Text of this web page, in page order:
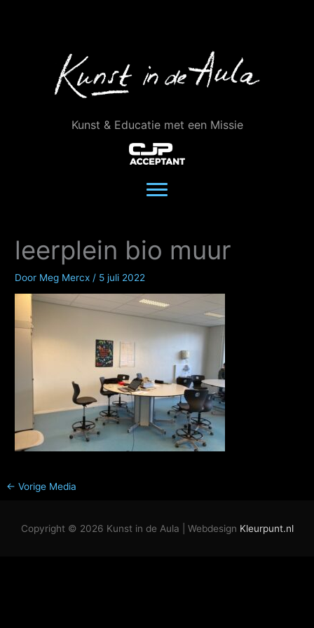
Kunst & Educatie met een Missie
leerplein bio muur
Door Meg Mercx / 5 juli 2022
← Vorige Media
Copyright © 2026 Kunst in de Aula | Webdesign Kleurpunt.nl